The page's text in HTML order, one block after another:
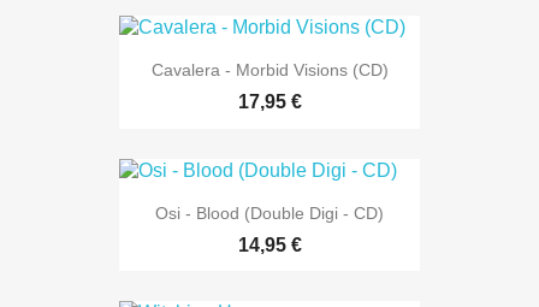
Cavalera - Morbid Visions (CD)
17,95 €
Osi - Blood (Double Digi - CD)
14,95 €